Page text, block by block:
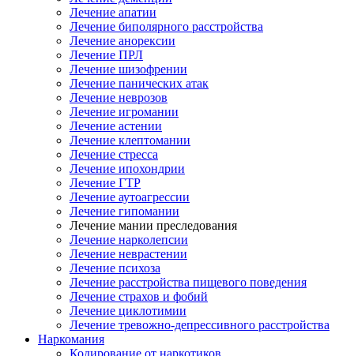
Лечение апатии
Лечение биполярного расстройства
Лечение анорексии
Лечение ПРЛ
Лечение шизофрении
Лечение панических атак
Лечение неврозов
Лечение игромании
Лечение астении
Лечение клептомании
Лечение стресса
Лечение ипохондрии
Лечение ГТР
Лечение аутоагрессии
Лечение гипомании
Лечение мании преследования
Лечение нарколепсии
Лечение неврастении
Лечение психоза
Лечение расстройства пищевого поведения
Лечение страхов и фобий
Лечение циклотимии
Лечение тревожно-депрессивного расстройства
Наркомания
Кодирование от наркотиков